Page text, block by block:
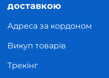
доставкою
Адреса за кордоном
Викуп товарів
Трекінг